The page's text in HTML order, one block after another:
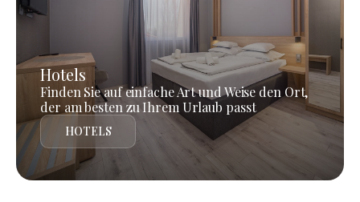
Hotels
Finden Sie auf einfache Art und Weise den Ort,
der am besten zu Ihrem Urlaub passt
HOTELS